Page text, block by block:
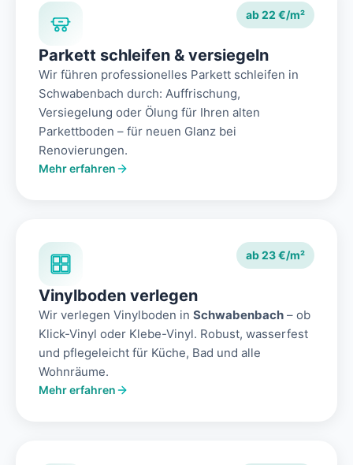
ab 22 €/m²
Parkett schleifen & versiegeln
Wir führen professionelles Parkett schleifen in
Schwabenbach durch: Auffrischung,
Versiegelung oder Ölung für Ihren alten
Parkettboden – für neuen Glanz bei
Renovierungen.
Mehr erfahren
ab 23 €/m²
Vinylboden verlegen
Wir verlegen Vinylboden in Schwabenbach – ob
Klick-Vinyl oder Klebe-Vinyl. Robust, wasserfest
und pflegeleicht für Küche, Bad und alle
Wohnräume.
Mehr erfahren